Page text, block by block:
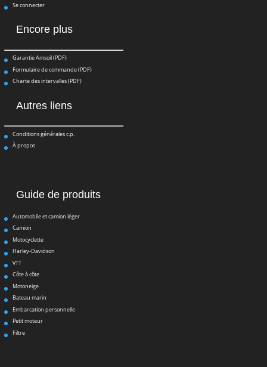
Se connecter
Encore plus
Garantie Amsoil (PDF)
Formulaire de commande (PDF)
Charte des intervalles (PDF)
Autres liens
Conditions générales c.p.
À propos
Guide de produits
Automobile et camion léger
Camion
Motocyclette
Harley-Davidson
VTT
Côte à côte
Motoneige
Bateau marin
Embarcation personnelle
Petit moteur
Filtre